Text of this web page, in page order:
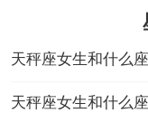
天秤座女生和什么
天秤座女生和什么